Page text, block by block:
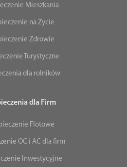
Mieszkania
na Życie
Zdrowie
Turystyczne
dla rolników
dla Firm
Flotowe
OC i AC dla firm
Inwestycyjne